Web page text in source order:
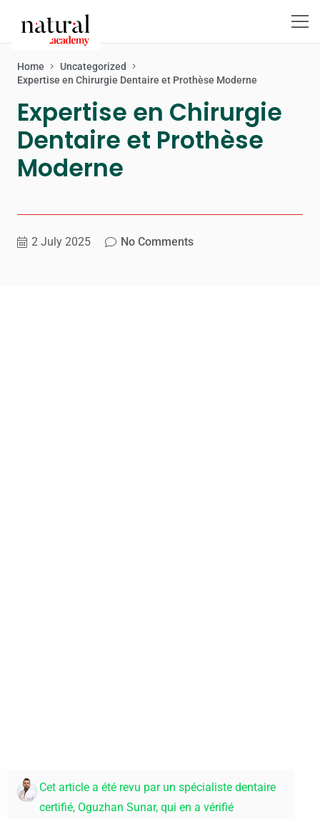
Home
Uncategorized
Expertise en Chirurgie Dentaire et Prothèse Moderne
Expertise en Chirurgie
Dentaire et Prothèse
Moderne
2 July 2025 No Comments
Cet article a été revu par un spécialiste dentaire
certifié, Oguzhan Sunar, qui en a vérifié